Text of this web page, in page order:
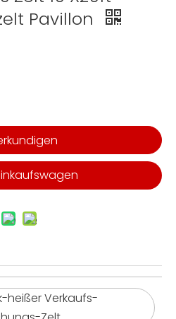
Pavillon
heißer Verkaufs-